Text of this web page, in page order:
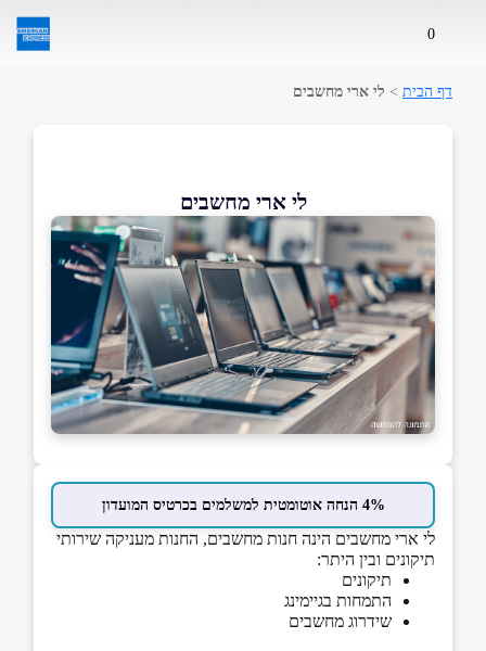
0
דף הבית > לי ארי מחשבים
לי ארי מחשבים
4% הנחה אוטומטית למשלמים בכרטיס המועדון
לי ארי מחשבים הינה חנות מחשבים, החנות מעניקה שירותי
תיקונים ובין היתר:
תיקונים
התמחות בגיימינג
שידרוג מחשבים